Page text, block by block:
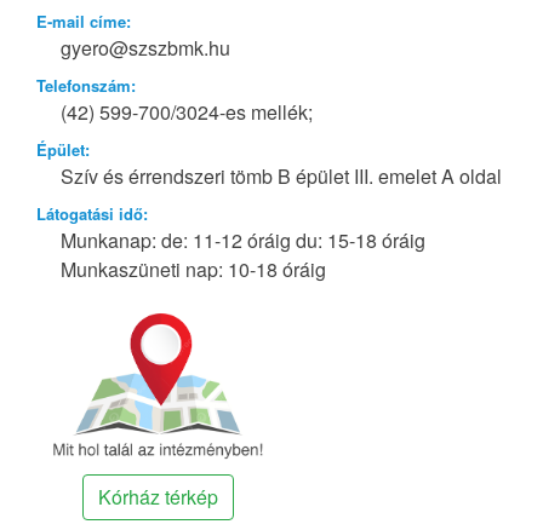
E-mail címe:
gyero@szszbmk.hu
Telefonszám:
(42) 599-700/3024-es mellék;
Épület:
Szív és érrendszeri tömb B épület III. emelet A oldal
Látogatási idő:
Munkanap: de: 11-12 óráig du: 15-18 óráig
Munkaszüneti nap: 10-18 óráig
Kórház térkép